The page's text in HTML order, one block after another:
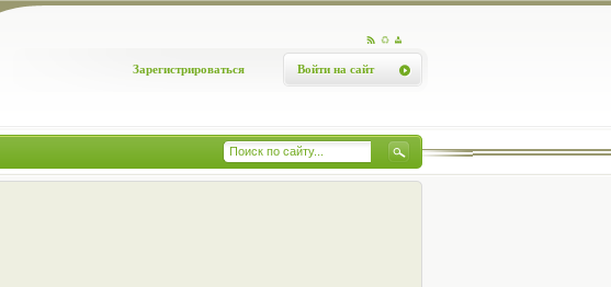
Войти на сайт
Зарегистрироваться